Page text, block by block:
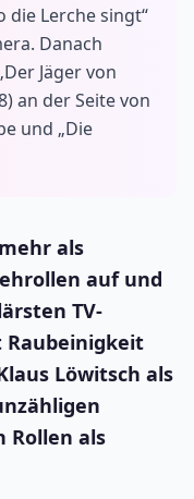
die Lerche singt“
Danach
Jäger von
an der Seite von
und „Die
als
auf und
TV-
Raubeinigkeit
Löwitsch als
Rollen als